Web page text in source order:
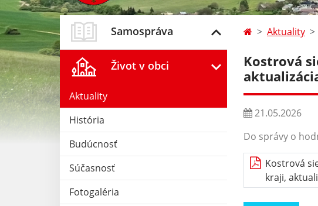
Samospráva
Život v obci
Aktuality
História
Budúcnosť
Súčasnosť
Fotogaléria
Aktuality
Kostrová
21.05.2026
Do správy o
Kostrová
kraji,